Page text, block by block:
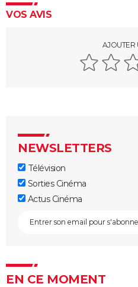
VOS AVIS
AJOUTER
NEWSLETTERS
Télévision
Sorties Cinéma
Actus Cinéma
EN CE MOMENT